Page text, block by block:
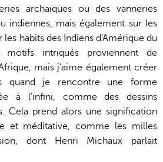
archaïques ou des vanneries
indiennes, mais également sur les
les habits des Indiens d'Amérique du
motifs intriqués proviennent de
mais j'aime également créer
quand je rencontre une forme
à l'infini, comme des dessins
Cela prend alors une signification
et méditative, comme les milles
dont Henri Michaux parlait